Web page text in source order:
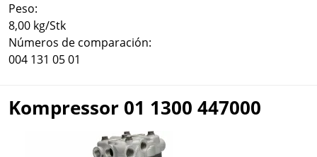
Peso:
8,00 kg/Stk
Números de comparación:
004 131 05 01
Kompressor 01 1300 447000